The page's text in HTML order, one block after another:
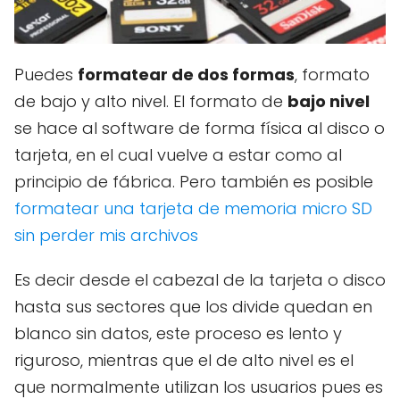
Puedes formatear de dos formas, formato
de bajo y alto nivel. El formato de bajo nivel
se hace al software de forma física al disco o
tarjeta, en el cual vuelve a estar como al
principio de fábrica. Pero también es posible
formatear una tarjeta de memoria micro SD
sin perder mis archivos
Es decir desde el cabezal de la tarjeta o disco
hasta sus sectores que los divide quedan en
blanco sin datos, este proceso es lento y
riguroso, mientras que el de alto nivel es el
que normalmente utilizan los usuarios pues es